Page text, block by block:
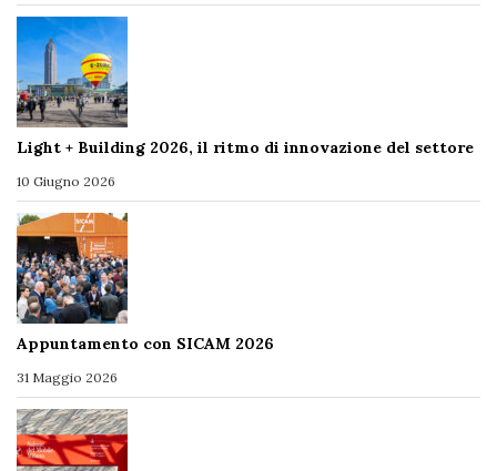
Light + Building 2026, il ritmo di innovazione del settore
10 Giugno 2026
Appuntamento con SICAM 2026
31 Maggio 2026